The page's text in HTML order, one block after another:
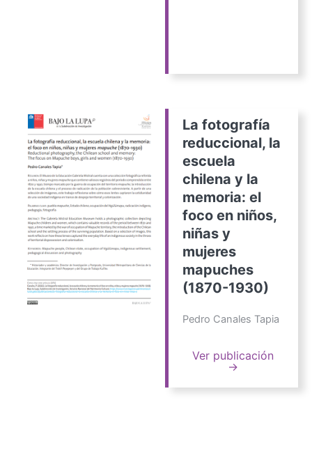
La fotografía
reduccional, la
escuela
chilena y la
memoria: el
foco en niños,
niñas y
mujeres
mapuches
(1870-1930)
Pedro Canales Tapia
Ver publicación
→